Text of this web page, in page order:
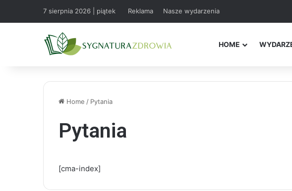
7 sierpnia 2026 | piątek Reklama Nasze wydarzenia
HOME
Home / Pytania
Pytania
[cma-index]